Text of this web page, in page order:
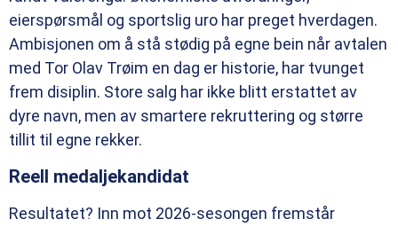
eierspørsmål og sportslig uro har preget hverdagen.
Ambisjonen om å stå stødig på egne bein når avtalen
med Tor Olav Trøim en dag er historie, har tvunget
frem disiplin. Store salg har ikke blitt erstattet av
dyre navn, men av smartere rekruttering og større
tillit til egne rekker.
Reell medaljekandidat
Resultatet? Inn mot 2026-sesongen fremstår